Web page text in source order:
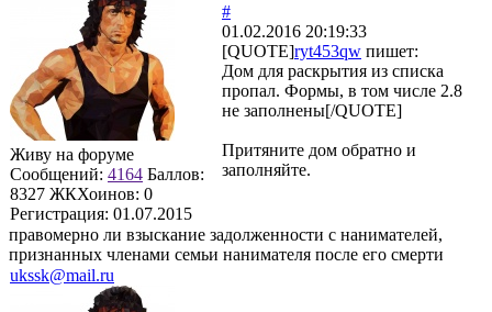
Живу на форуме
Сообщений: 4164 Баллов:
8327 ЖКХоинов: 0
Регистрация: 01.07.2015
#
01.02.2016 20:19:33
[QUOTE]ryt453qw пишет:
Дом для раскрытия из списка
пропал. Формы, в том числе 2.8
не заполнены[/QUOTE]
Притяните дом обратно и
заполняйте.
правомерно ли взыскание задолженности с нанимателей,
признанных членами семьи нанимателя после его смерти
ukssk@mail.ru